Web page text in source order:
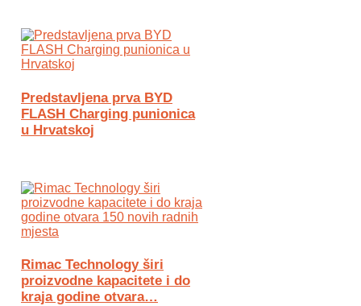
Predstavljena prva BYD
FLASH Charging punionica
u Hrvatskoj
Rimac Technology širi
proizvodne kapacitete i do
kraja godine otvara…